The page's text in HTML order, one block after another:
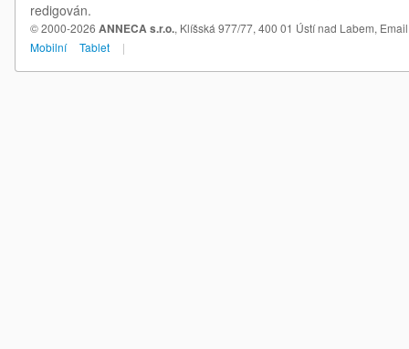
redigován.
© 2000-2026 ANNECA s.r.o., Klíšská 977/77, 400 01 Ústí nad Labem,
Mobilní
Tablet |